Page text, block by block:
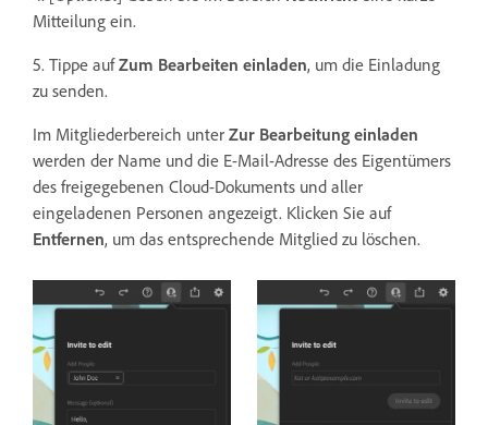
Mitteilung ein.
5. Tippe aufZum Bearbeiten einladen, um die Einladung
zu senden.
Im Mitgliederbereich unter Zur Bearbeitung einladen
werden der Name und die E-Mail-Adresse des Eigentümers
des freigegebenen Cloud-Dokuments und aller
eingeladenen Personen angezeigt. Klicken Sie auf
Entfernen, um das entsprechende Mitglied zu löschen.